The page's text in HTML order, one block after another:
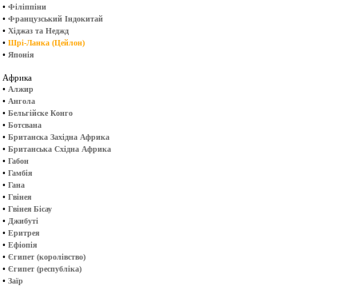
• Філіппіни
• Французський Індокитай
• Хіджаз та Неджд
• Шрі-Ланка (Цейлон)
• Японія
Африка
• Алжир
• Ангола
• Бельгійске Конго
• Ботсвана
• Британска Західна Африка
• Британська Східна Африка
• Габон
• Гамбія
• Гана
• Гвінея
• Гвінея Бісау
• Джибуті
• Еритрея
• Ефіопія
• Єгипет (королівство)
• Єгипет (республіка)
• Заїр